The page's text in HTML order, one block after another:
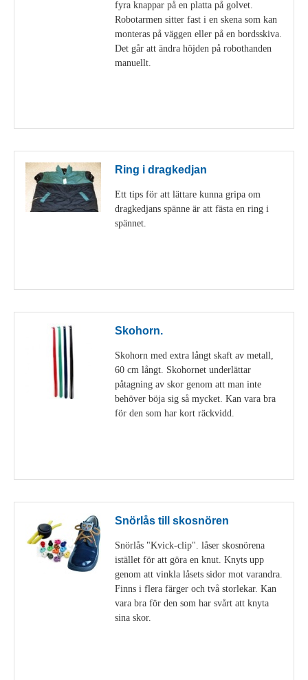
fyra knappar på en platta på golvet.
Robotarmen sitter fast i en skena som kan
monteras på väggen eller på en bordsskiva.
Det går att ändra höjden på robothanden
manuellt.
Ring i dragkedjan
Ett tips för att lättare kunna gripa om
dragkedjans spänne är att fästa en ring i
spännet.
Skohorn.
Skohorn med extra långt skaft av metall,
60 cm långt. Skohornet underlättar
påtagning av skor genom att man inte
behöver böja sig så mycket. Kan vara bra
för den som har kort räckvidd.
Snörlås till skosnören
Snörlås "Kvick-clip". låser skosnörena
istället för att göra en knut. Knyts upp
genom att vinkla låsets sidor mot varandra.
Finns i flera färger och två storlekar. Kan
vara bra för den som har svårt att knyta
sina skor.